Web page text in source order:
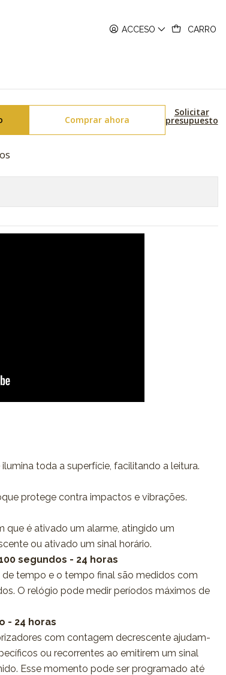
ACCESO CARRO
Comprar ahora
Solicitar
presupuesto
toda a superfície, facilitando a leitura.
protege contra impactos e vibrações.
que é ativado um alarme, atingido um
ou ativado um sinal horário.
segundos - 24 horas
tempo e o tempo final são medidos com
O relógio pode medir períodos máximos de
- 24 horas
com contagem decrescente ajudam-
ou recorrentes ao emitirem um sinal
Esse momento pode ser programado até